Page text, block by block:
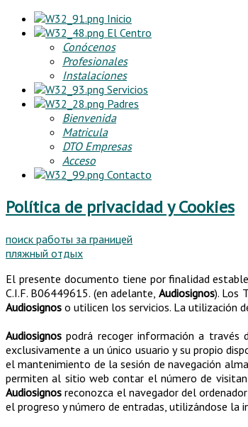
Inicio
El Centro
Conócenos
Profesionales
Instalaciones
Servicios
Padres
Bienvenida
Matricula
DTO Empresas
Acceso
Contacto
Política de privacidad y Cookies
поиск работы за границей
пляжный отдых
El presente documento tiene por finalidad
C.I.F. B06449615. (en adelante, Audiosignos). Los
Audiosignos o utilicen los servicios. La utilización
Audiosignos podrá recoger información a través
exclusivamente a un único usuario y su propio
el mantenimiento de la sesión de navegación
permiten al sitio web contar el número de
Audiosignos reconozca el navegador del
el progreso y número de entradas, utilizándose la